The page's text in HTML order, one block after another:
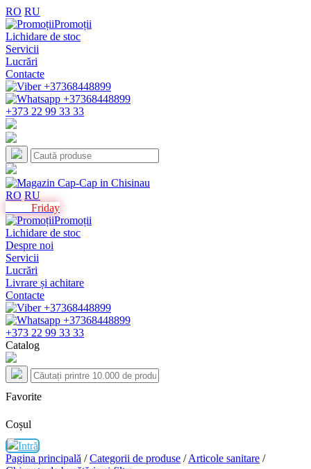
RO RU
Promoții
Lichidare de stoc
Servicii
Lucrări
Contacte
+373 22 99 33 33
RO RU
Friday
Promoții
Lichidare de stoc
Despre noi
Servicii
Lucrări
Livrare și achitare
Contacte
+373 22 99 33 33
Catalog
Favorite
Coșul
Intră
Pagina principală / Categorii de produse / Articole sanitare /